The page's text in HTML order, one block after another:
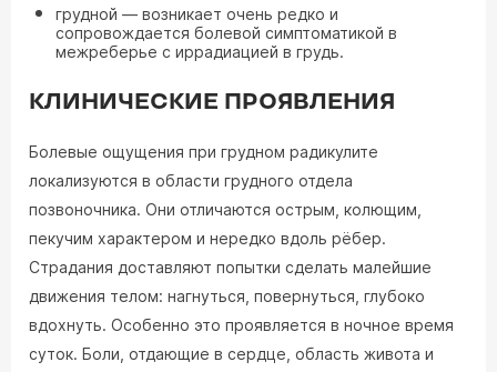
грудной ― возникает очень редко и
сопровождается болевой симптоматикой в
межреберье с иррадиацией в грудь.
КЛИНИЧЕСКИЕ ПРОЯВЛЕНИЯ
Болевые ощущения при грудном радикулите
локализуются в области грудного отдела
позвоночника. Они отличаются острым, колющим,
пекучим характером и нередко вдоль рёбер.
Страдания доставляют попытки сделать малейшие
движения телом: нагнуться, повернуться, глубоко
вдохнуть. Особенно это проявляется в ночное время
суток. Боли, отдающие в сердце, область живота и